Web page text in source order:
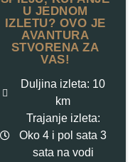
U JEDNOM
IZLETU? OVO JE
AVANTURA
STVORENA ZA
VAS!
Duljina izleta: 10
km
Trajanje izleta:
Oko 4 i pol sata 3
sata na vodi